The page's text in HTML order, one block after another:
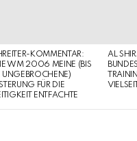
KOMMENTAR:
WM 2006 MEINE (BIS
UNGEBROCHENE)
FÜR DIE
ENTFACHTE
AL